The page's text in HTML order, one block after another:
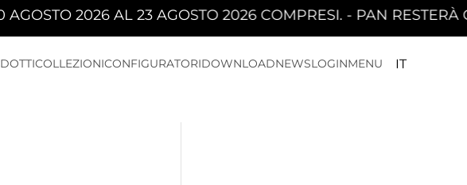
2026 COMPRESI. - PAN RESTERÀ CHIUSA DAL 10 AGOSTO
COLLEZIONICONFIGURATORIDOWNLOADNEWSLOGINMENU IT